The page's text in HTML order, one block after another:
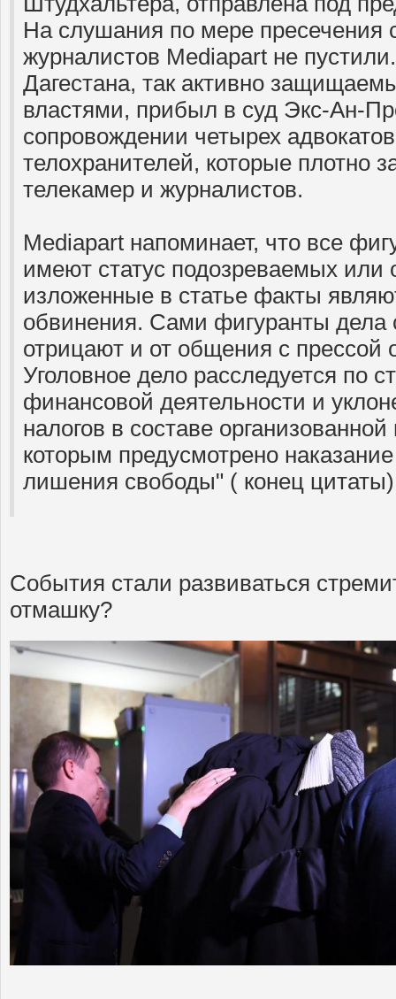
На слушания по мере пресечения
журналистов Mediapart не
Дагестана, так активно
властями, прибыл в суд Экс-Ан-
сопровождении четырех
телохранителей, которые плотно
телекамер и журналистов.
Mediapart напоминает, что все
имеют статус подозреваемых
изложенные в статье факты
обвинения. Сами фигуранты
отрицают и от общения с прессой
Уголовное дело расследуется по
финансовой деятельности и
налогов в составе
которым предусмотрено
лишения свободы" ( конец
События стали развиваться
отмашку?